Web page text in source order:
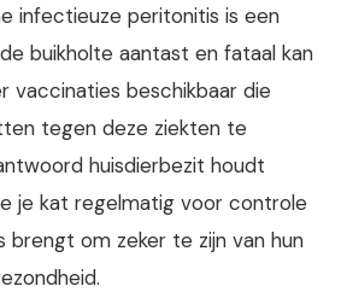
infectieuze peritonitis is een
buikholte aantast en fataal kan
vaccinaties beschikbaar die
tegen deze ziekten te
huisdierbezit houdt
je kat regelmatig voor controle
brengt om zeker te zijn van hun